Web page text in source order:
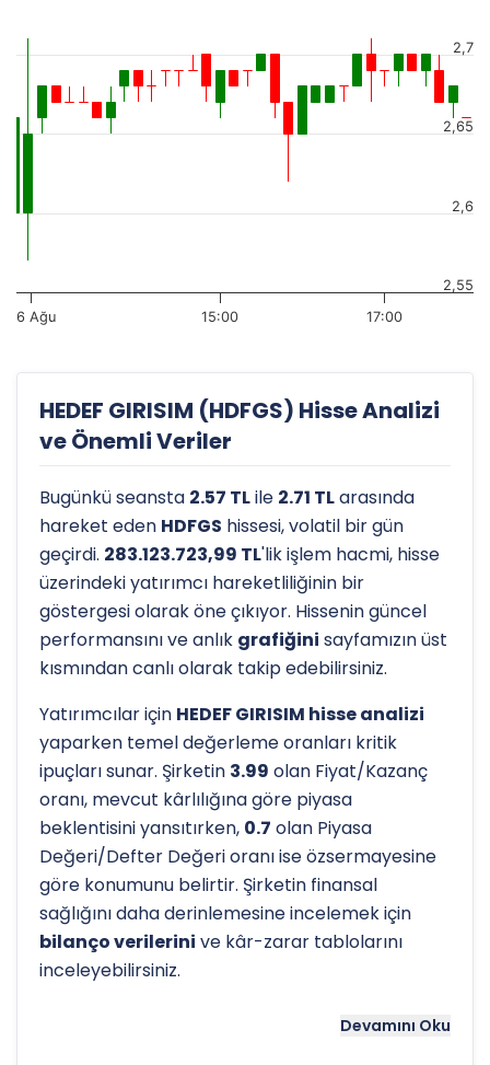
6 Ağu 15:00 17:00
2,55
2,6
2,65
2,7
HEDEF GIRISIM (HDFGS) Hisse Analizi
ve Önemli Veriler
Bugünkü seansta 2.57 TLile 2.71 TLarasında
hareket eden HDFGS hissesi, volatil bir gün
geçirdi. 283.123.723,99 TL'lik işlem hacmi, hisse
üzerindeki yatırımcı hareketliliğinin bir
göstergesi olarak öne çıkıyor. Hissenin güncel
performansını ve anlık grafiğini sayfamızın üst
kısmından canlı olarak takip edebilirsiniz.
Yatırımcılar için HEDEF GIRISIM hisse analizi
yaparken temel değerleme oranları kritik
ipuçları sunar. Şirketin 3.99 olan Fiyat/Kazanç
oranı, mevcut kârlılığına göre piyasa
beklentisini yansıtırken, 0.7 olan Piyasa
Değeri/Defter Değeri oranı ise özsermayesine
göre konumunu belirtir. Şirketin finansal
sağlığını daha derinlemesine incelemek için
bilanço verilerini ve kâr-zarar tablolarını
inceleyebilirsiniz.
Hissenin uzun vadeli trendini ve potansiyelDevamını Oku